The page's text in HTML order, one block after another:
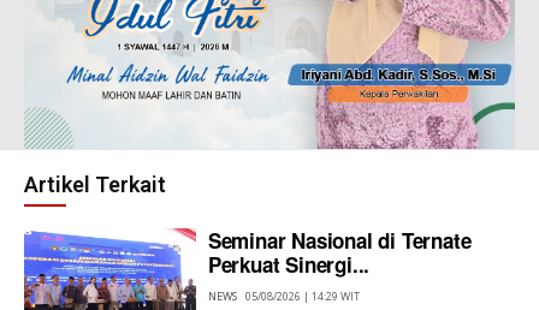
Artikel Terkait
Seminar Nasional di Ternate
Perkuat Sinergi...
NEWS 05/08/2026 | 14:29 WIT